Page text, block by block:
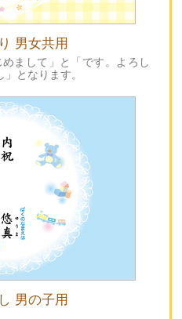
男女共用
まして」と「です。よろし
となります。
男の子用